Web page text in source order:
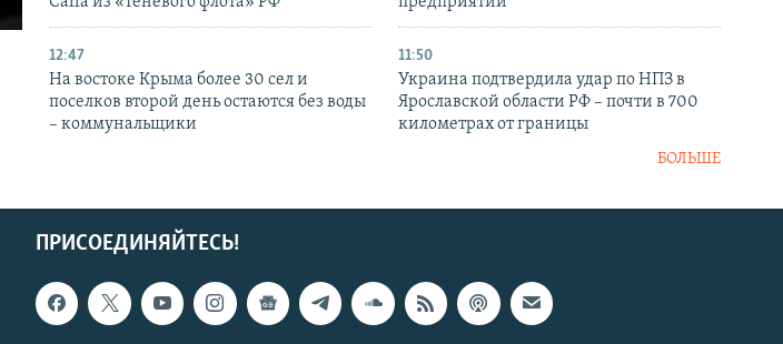
12:47
На востоке Крыма более 30 сел и
поселков второй день остаются без воды
– коммунальщики
11:50
Украина подтвердила удар по НПЗ в
Ярославской области РФ – почти в 700
километрах от границы
БОЛЬШЕ
ПРИСОЕДИНЯЙТЕСЬ!